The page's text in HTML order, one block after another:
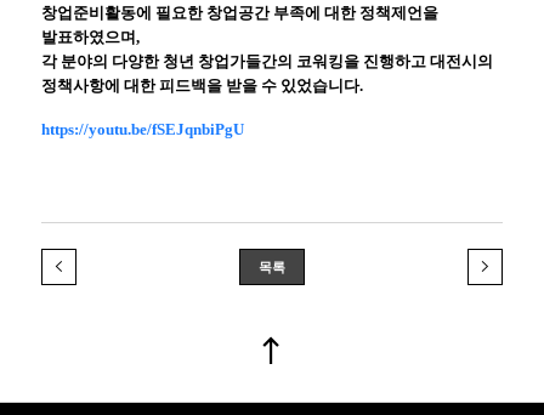
창업준비활동에 필요한 창업공간 부족에 대한 정책제언을
발표하였으며,
각 분야의 다양한 청년 창업가들간의 코워킹을 진행하고 대전시의
정책사항에 대한 피드백을 받을 수 있었습니다.
https://youtu.be/fSEJqnbiPgU
목록